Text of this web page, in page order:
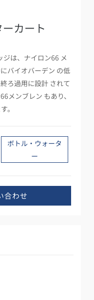
カート
ジは、ナイロン66 メ
バイオバーデン の低
ろ過用に設計 されて
メンブレン もあり、
。
ボトル・ウォータ
ー
合わせ